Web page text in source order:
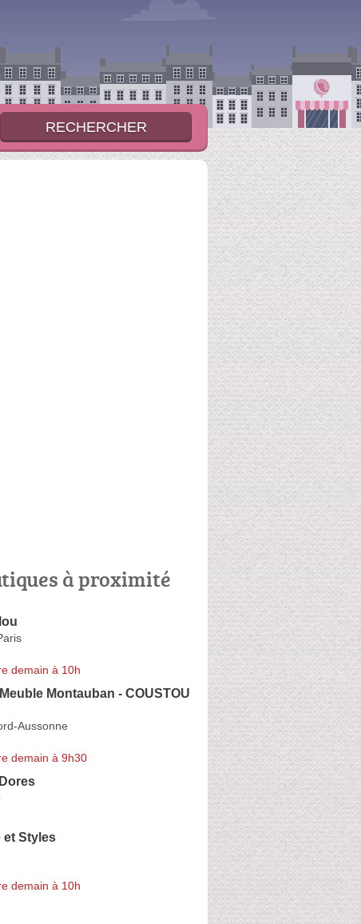
à proximité
demain à 10h
Montauban - COUSTOU
Aussonne
demain à 9h30
et Styles
demain à 10h